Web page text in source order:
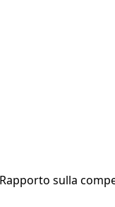
sulla